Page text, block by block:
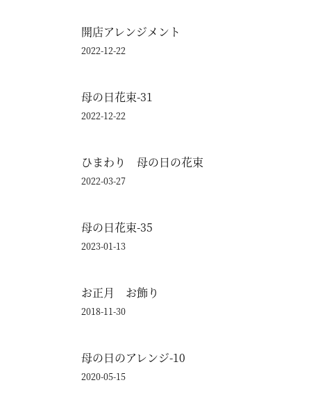
開店アレンジメント
2022-12-22
母の日花束-31
2022-12-22
ひまわり 母の日の花束
2022-03-27
母の日花束-35
2023-01-13
お正月 お飾り
2018-11-30
母の日のアレンジ-10
2020-05-15